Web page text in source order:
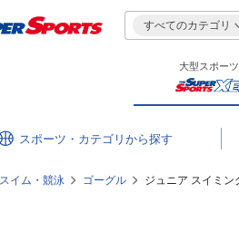
すべてのカテゴリ
大型スポー
スポーツ・カテゴリ
スイム・競泳 ゴーグル ジュニア スイミ